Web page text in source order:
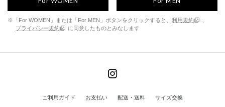
※「For WOMEN」または「For MEN」ボタンをクリックすると、 利用規約
プライバシー規約
に同意したものとみなします
ご利用ガイド お支払い 配送・送料 サイズ交換